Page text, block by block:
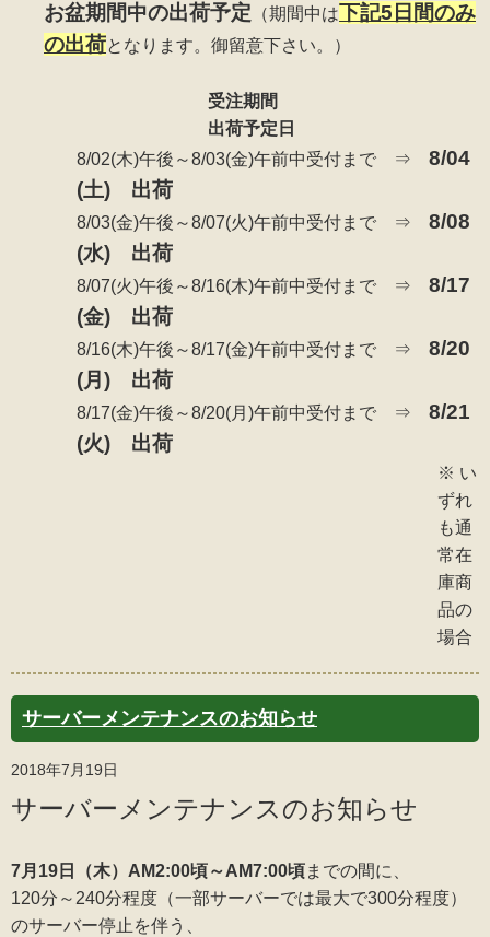
お盆期間中の出荷予定 （期間中は下記5日間のみ
の出荷となります。御留意下さい。）
受注期間
出荷予定日
8/02(木)午後～8/03(金)午前中受付まで ⇒ 8/04
(土) 出荷
8/03(金)午後～8/07(火)午前中受付まで ⇒ 8/08
(水) 出荷
8/07(火)午後～8/16(木)午前中受付まで ⇒ 8/17
(金) 出荷
8/16(木)午後～8/17(金)午前中受付まで ⇒ 8/20
(月) 出荷
8/17(金)午後～8/20(月)午前中受付まで ⇒ 8/21
(火) 出荷
※ い
ずれ
も通
常在
庫商
品の
場合
サーバーメンテナンスのお知らせ
2018年7月19日
サーバーメンテナンスのお知らせ
7月19日（木）AM2:00頃～AM7:00頃までの間に、
120分～240分程度（一部サーバーでは最大で300分程度）
のサーバー停止を伴う、